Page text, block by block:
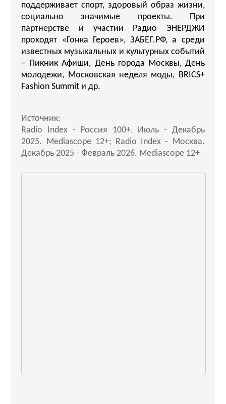
поддерживает спорт, здоровый образ жизни,
социально значимые проекты. При
партнерстве и участии Радио ЭНЕРДЖИ
проходят «Гонка Героев», ЗАБЕГ.РФ, а среди
известных музыкальных и культурных событий
– Пикник Афиши, День города Москвы, День
молодежи, Московская неделя моды, BRICS+
Fashion Summit и др.
Источник:
Radio Index - Россия 100+. Июль - Декабрь
2025. Mediascope 12+; Radio Index - Москва.
Декабрь 2025 - Февраль 2026. Mediascope 12+